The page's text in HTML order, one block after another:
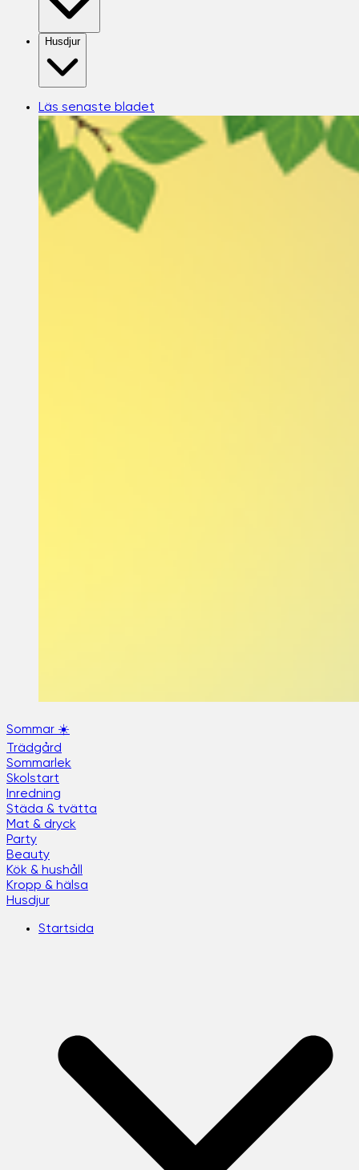
Husdjur
Läs senaste bladet
Sommar ☀️
Trädgård
Sommarlek
Skolstart
Inredning
Städa & tvätta
Mat & dryck
Party
Beauty
Kök & hushåll
Kropp & hälsa
Husdjur
Startsida